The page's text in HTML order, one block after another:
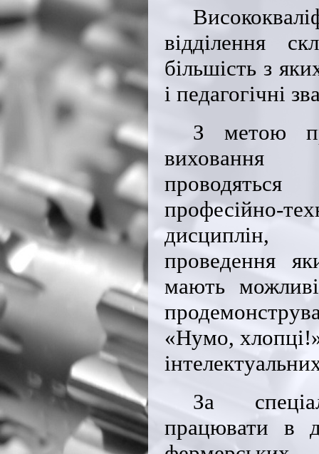
відділення
більшість з
і педагогічні
З метою
професійно-
проведення
мають
«Нумо,
За
працювати в